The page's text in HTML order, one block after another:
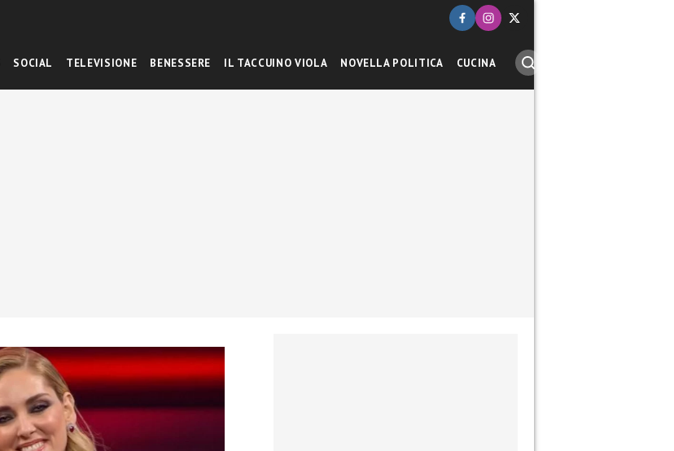
SOCIAL TELEVISIONE BENESSERE IL TACCUINO VIOLA NOVELLA POLITICA CUCINA